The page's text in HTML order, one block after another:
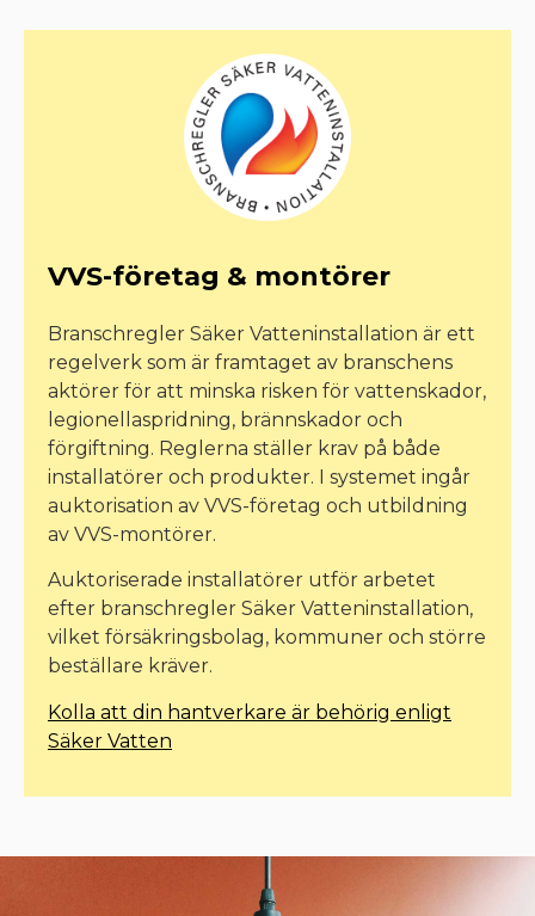
VVS-företag & montörer
Branschregler Säker Vatteninstallation är ett
regelverk som är framtaget av branschens
aktörer för att minska risken för vattenskador,
legionellaspridning, brännskador och
förgiftning. Reglerna ställer krav på både
installatörer och produkter. I systemet ingår
auktorisation av VVS-företag och utbildning
av VVS-montörer.
Auktoriserade installatörer utför arbetet
efter branschregler Säker Vatteninstallation,
vilket försäkringsbolag, kommuner och större
beställare kräver.
Kolla att din hantverkare är behörig enligt
Säker Vatten